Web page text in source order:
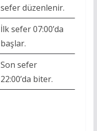
sefer düzenlenir.
İlk sefer 07:00’da
başlar.
Son sefer
22:00’da biter.